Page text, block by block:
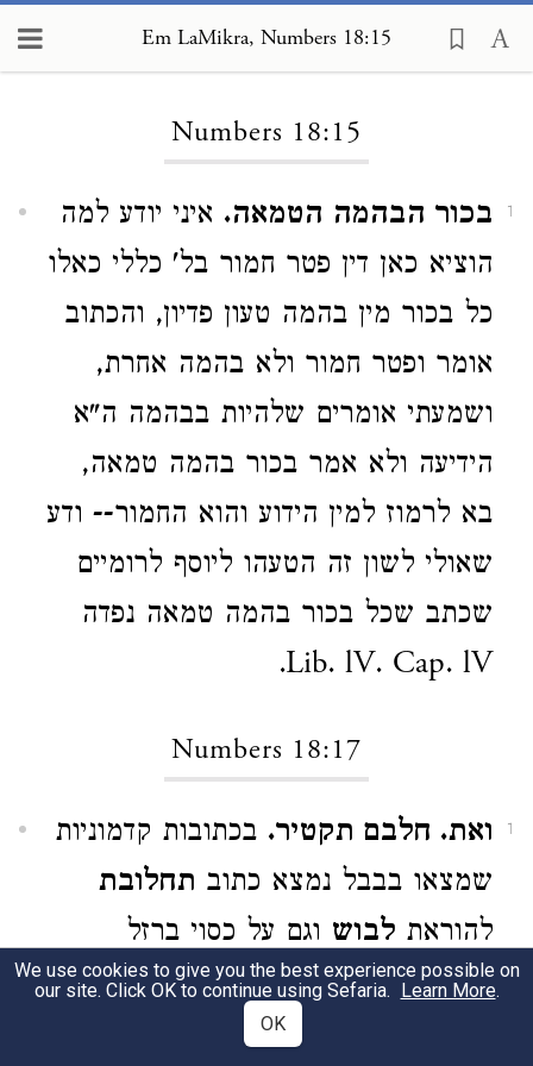
Em LaMikra, Numbers 18:15
Numbers 18:15
1 בכור הבהמה הטמאה. איני יודע למה
הוציא כאן דין פטר חמור בל' כללי כאלו
כל בכור מין בהמה טעון פדיון, והכתוב
אומר ופטר חמור ולא בהמה אחרת,
ושמעתי אומרים שלהיות בבהמה ה"א
הידיעה ולא אמר בכור בהמה טמאה,
בא לרמוז למין הידוע והוא החמור-- ודע
שאולי לשון זה הטעהו ליוסף לרומיים
שכתב שכל בכור בהמה טמאה נפדה
Lib. lV. Cap. lV.
Numbers 18:17
1 ואת. חלבם תקטיר. בכתובות קדמוניות
שמצאו בבבל נמצא כתוב תחלובת
להוראת לבוש וגם על כסוי ברזל
Garniture de fer — Oppert Etudes
Assyriennes p. 120. והחכם הנזכר
We use cookies to give you the best experience possible on
our site. Click OK to continue using Sefaria. Learn More.
OK